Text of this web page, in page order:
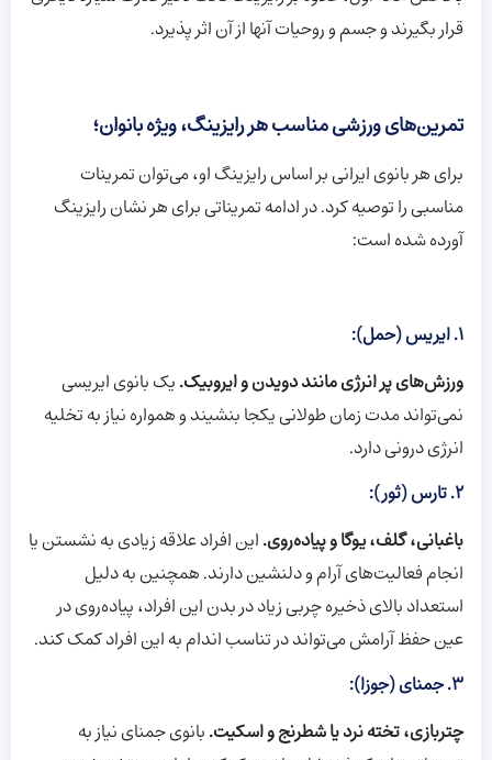
قرار بگیرند و جسم و روحیات آنها از آن اثر پذیرد.
تمرین‌های ورزشی مناسب هر رایزینگ، ویژه بانوان؛
برای هر بانوی ایرانی بر اساس رایزینگ او، می‌توان تمرینات
مناسبی را توصیه کرد. در ادامه تمریناتی برای هر نشان رایزینگ
آورده شده است:
1. ایریس (حمل):
ورزش‌های پر انرژی مانند دویدن و ایروبیک.یک بانوی ایریسی
نمی‌تواند مدت زمان طولانی یکجا بنشیند و همواره نیاز به تخلیه
انرژی درونی دارد.
2. تارس (ثور):
باغبانی، گلف، یوگا و پیاده‌‌روی.این افراد علاقه زیادی به نشستن یا
انجام فعالیت‌های آرام و دلنشین دارند. همچنین به دلیل
استعداد بالای ذخیره چربی زیاد در بدن این افراد، پیاده‌روی در
عین حفظ آرامش می‌تواند در تناسب اندام به این افراد کمک کند.
3. جمنای (جوزا):
چتربازی، تخته نرد یا شطرنج و اسکیت.بانوی جمنای نیاز به